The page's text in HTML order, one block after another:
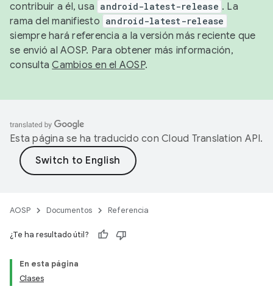
contribuir a él, usa android-latest-release . La
rama del manifiesto android-latest-release
siempre hará referencia a la versión más reciente que
se envió al AOSP. Para obtener más información,
consultaCambios en el AOSP.
Esta página se ha traducido con Cloud Translation API.
AOSP Documentos Referencia
¿Te ha resultado útil?
En esta página
Clases